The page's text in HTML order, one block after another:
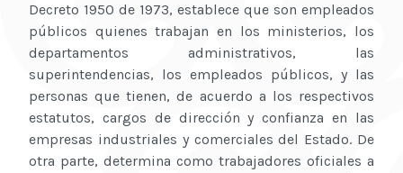
Decreto 1950 de 1973, establece que son empleados
públicos quienes trabajan en los ministerios, los
departamentos administrativos, las
superintendencias, los empleados públicos, y las
personas que tienen, de acuerdo a los respectivos
estatutos, cargos de dirección y confianza en las
empresas industriales y comerciales del Estado. De
otra parte, determina como trabajadores oficiales a